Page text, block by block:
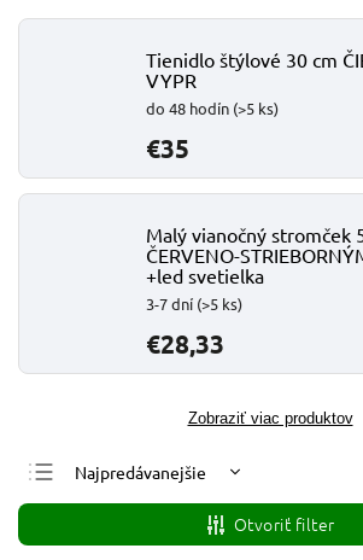
Tienidlo štýlové 30 cm
VYPR
do 48 hodín (>5 ks)
€35
Malý vianočný stromček
ČERVENO-
+led svetielka
3-7 dní (>5 ks)
€28,33
Zobraziť viac produktov
Najpredávanejšie
Najlacnejšie
Najdrahšie
Otvoriť filter